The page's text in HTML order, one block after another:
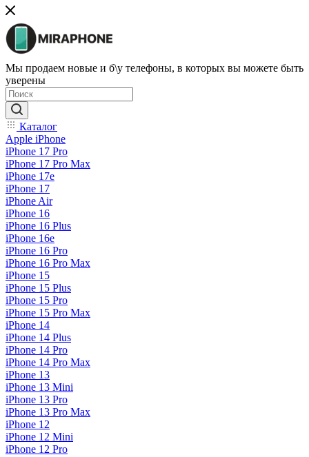
Мы продаем новые и б\у телефоны, в которых вы можете быть
уверены
Каталог
Apple iPhone
iPhone 17 Pro
iPhone 17 Pro Max
iPhone 17e
iPhone 17
iPhone Air
iPhone 16
iPhone 16 Plus
iPhone 16e
iPhone 16 Pro
iPhone 16 Pro Max
iPhone 15
iPhone 15 Plus
iPhone 15 Pro
iPhone 15 Pro Max
iPhone 14
iPhone 14 Plus
iPhone 14 Pro
iPhone 14 Pro Max
iPhone 13
iPhone 13 Mini
iPhone 13 Pro
iPhone 13 Pro Max
iPhone 12
iPhone 12 Mini
iPhone 12 Pro